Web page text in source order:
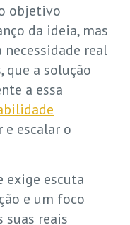
objetivo
da ideia, mas
real
que a solução
a essa
escalar o
exige escuta
e um foco
suas reais